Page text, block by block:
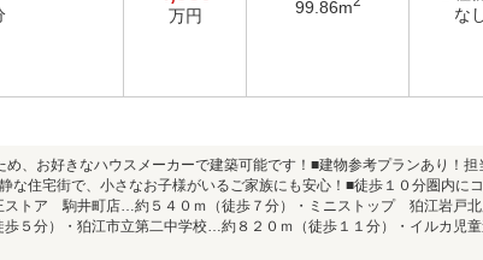
万円 99.86m
な
、お好きなハウスメーカーで建築可能です！■建物参考プランあり！担
な住宅街で、小さなお子様がいるご家族にも安心！■徒歩１０分圏内に
ストア 駒井町店…約５４０ｍ（徒歩７分）・ミニストップ 狛江岩戸
５分）・狛江市立第二中学校…約８２０ｍ（徒歩１１分）・イルカ児